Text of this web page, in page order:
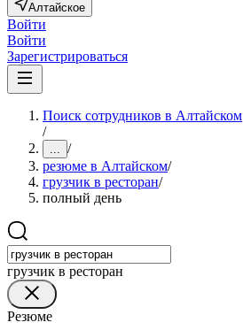
Алтайское
Войти
Войти
Зарегистрироваться
Поиск сотрудников в Алтайском
/
... /
резюме в Алтайском/
грузчик в ресторан/
полный день
грузчик в ресторан
Резюме